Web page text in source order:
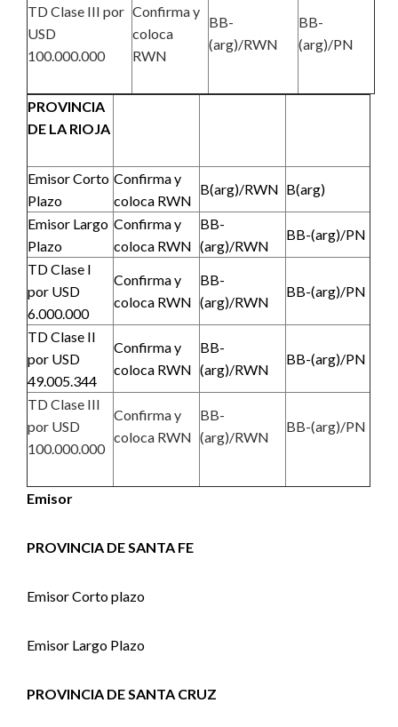
TD Clase III por
USD
100.000.000
Confirma y
coloca
RWN
BB-
(arg)/RWN
BB-
(arg)/PN
PROVINCIA
DE LA RIOJA
Emisor Corto
Plazo
Confirma y
coloca RWN
B(arg)/RWN B(arg)
Emisor Largo
Plazo
Confirma y
coloca RWN
BB-
(arg)/RWN
BB-(arg)/PN
TD Clase I
por USD
6.000.000
Confirma y
coloca RWN
BB-
(arg)/RWN
BB-(arg)/PN
TD Clase II
por USD
49.005.344
Confirma y
coloca RWN
BB-
(arg)/RWN
BB-(arg)/PN
TD Clase III
por USD
100.000.000
Confirma y
coloca RWN
BB-
(arg)/RWN
BB-(arg)/PN
Emisor
PROVINCIA DE SANTA FE
Emisor Corto plazo
Emisor Largo Plazo
PROVINCIA DE SANTA CRUZ